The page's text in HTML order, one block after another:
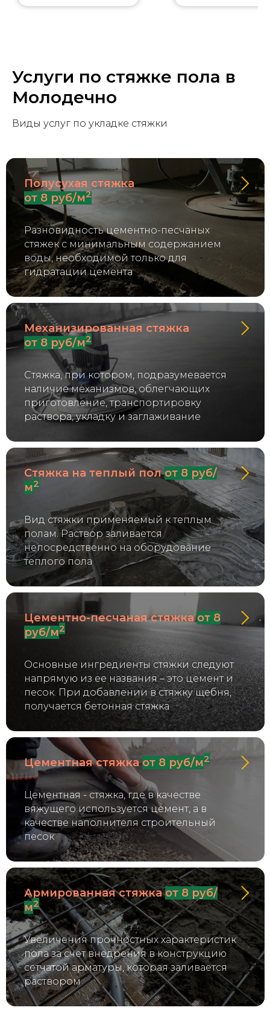
Услуги по стяжке пола в
Молодечно
Виды услуг по укладке стяжки
Полусухая стяжка
от 8 руб/м2
Разновидность цементно-песчаных
стяжек с минимальным содержанием
воды, необходимой только для
гидратации цемента
Механизированная стяжка
от 8 руб/м2
Стяжка, при котором, подразумевается
наличие механизмов, облегчающих
приготовление, транспортировку
раствора, укладку и заглаживание
Стяжка на теплый полот 8 руб/
м2
Вид стяжки применяемый к теплым
полам. Раствор заливается
непосредственно на оборудование
теплого пола
Цементно-песчаная стяжкаот 8
руб/м2
Основные ингредиенты стяжки следуют
напрямую из ее названия – это цемент и
песок. При добавлении в стяжку щебня,
получается бетонная стяжка
Цементная стяжкаот 8 руб/м2
Цементная - стяжка, где в качестве
вяжущего используется цемент, а в
качестве наполнителя строительный
песок
Армированная стяжкаот 8 руб/
м2
Увеличения прочностных характеристик
пола за счет внедрения в конструкцию
сетчатой арматуры, которая заливается
раствором